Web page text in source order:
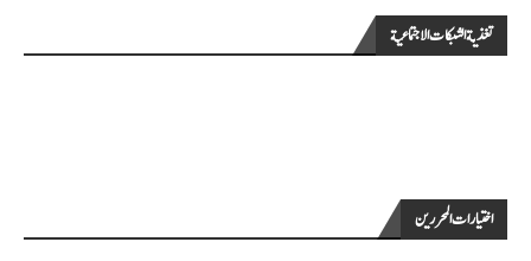
تغذية الشبكات الاجتماعية
اختيارات المحررين